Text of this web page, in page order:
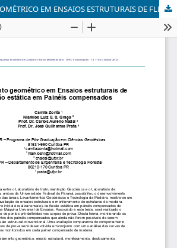
NIVELAMENTO GEOMÉTRICO EM ENSAIOS ESTRUTURAIS DE FLEXÃO ESTÁTICA EM PAINÉIS COMPENSADOS